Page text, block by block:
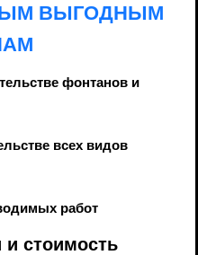
ВЫГОДНЫМ
фонтанов и
всех видов
работ
и стоимость